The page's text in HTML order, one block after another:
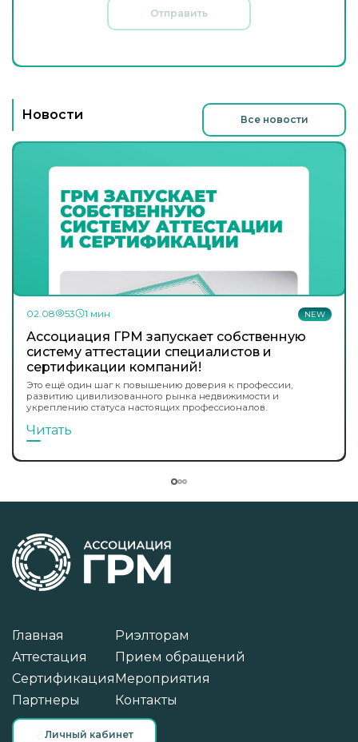
Отправить
Новости Все новости
NEW
02.08 53 1 мин
Ассоциация ГРМ запускает собственную
систему аттестации специалистов и
сертификации компаний!
Это ещё один шаг к повышению доверия к профессии,
развитию цивилизованного рынка недвижимости и
укреплению статуса настоящих профессионалов.
Читать
Главная
Аттестация
Сертификация
Партнеры
Риэлторам
Прием обращений
Мероприятия
Контакты
Личный кабинет